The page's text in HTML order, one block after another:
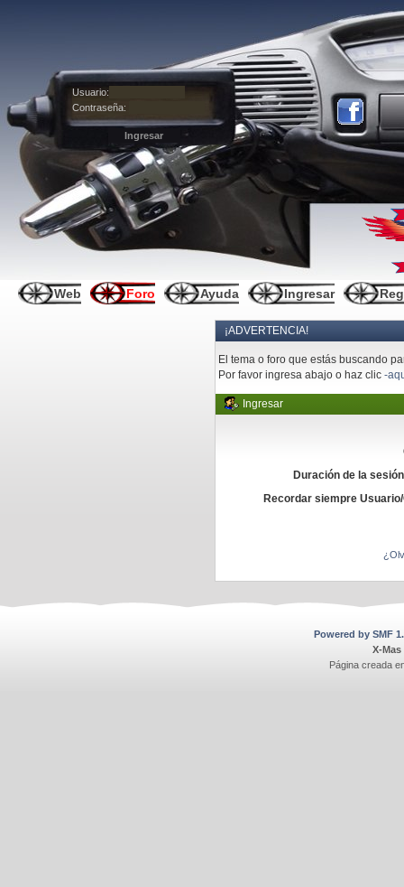
Usuario:
Contraseña:
Web Foro Ayuda Ingresar
¡ADVERTENCIA!
El tema o foro que estás buscando
Por favor ingresa abajo o haz clic-
Ingresar
Duración de la
Recordar siempre
Powered by SMF
X-Mas
Página creada